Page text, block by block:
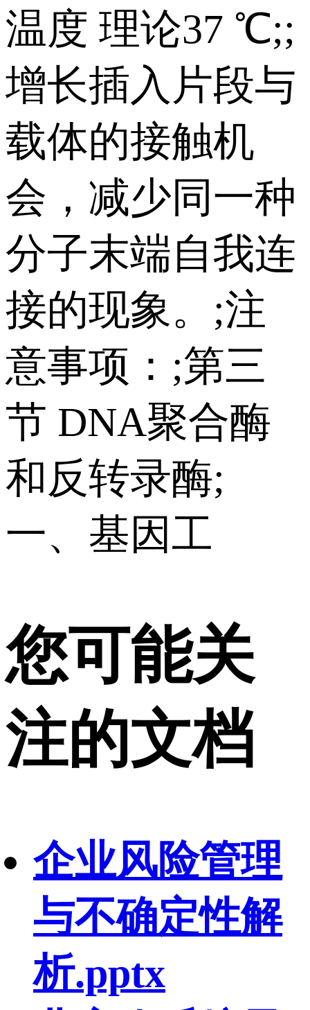
温度 理论37 ℃;;
增长插入片段与
载体的接触机
会，减少同一种
分子末端自我连
接的现象。;注
意事项：;第三
节 DNA聚合酶
和反转录酶;
一、基因工
您可能关
注的文档
企业风险管理
与不确定性解
析.pptx